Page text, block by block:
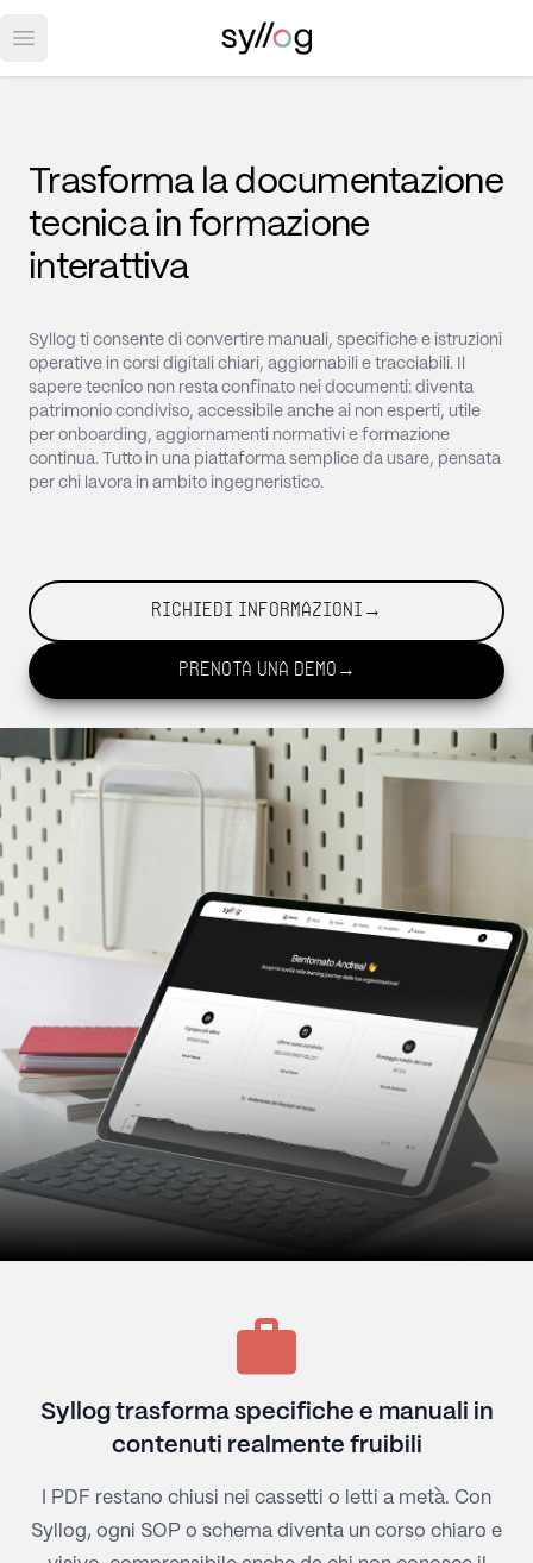
Open main menu
Trasforma la documentazione
tecnica in formazione
interattiva
Syllog ti consente di convertire manuali, specifiche e istruzioni
operative in corsi digitali chiari, aggiornabili e tracciabili. Il
sapere tecnico non resta confinato nei documenti: diventa
patrimonio condiviso, accessibile anche ai non esperti, utile
per onboarding, aggiornamenti normativi e formazione
continua. Tutto in una piattaforma semplice da usare, pensata
per chi lavora in ambito ingegneristico.
Richiedi informazioni →
Prenota una demo →
Syllog trasforma specifiche e manuali in
contenuti realmente fruibili
I PDF restano chiusi nei cassetti o letti a metà. Con
Syllog, ogni SOP o schema diventa un corso chiaro e